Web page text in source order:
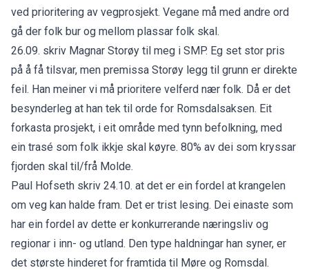
ved prioritering av vegprosjekt. Vegane må med andre ord
gå der folk bur og mellom plassar folk skal.
26.09. skriv Magnar Storøy til meg i SMP. Eg set stor pris
på å få tilsvar, men premissa Storøy legg til grunn er direkte
feil. Han meiner vi må prioritere velferd nær folk. Då er det
besynderleg at han tek til orde for Romsdalsaksen. Eit
forkasta prosjekt, i eit område med tynn befolkning, med
ein trasé som folk ikkje skal køyre. 80% av dei som kryssar
fjorden skal til/frå Molde.
Paul Hofseth skriv 24.10. at det er ein fordel at krangelen
om veg kan halde fram. Det er trist lesing. Dei einaste som
har ein fordel av dette er konkurrerande næringsliv og
regionar i inn- og utland. Den type haldningar han syner, er
det største hinderet for framtida til Møre og Romsdal.